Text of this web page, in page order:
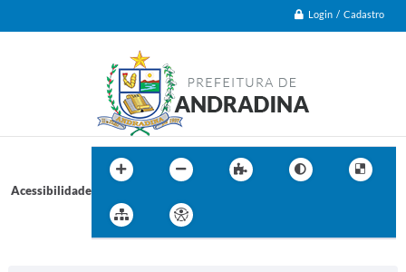
Login / Cadastro
Acessibilidade